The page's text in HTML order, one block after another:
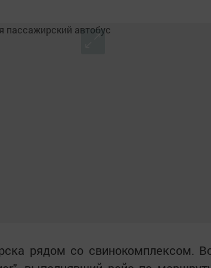
рядом со свинокомплексом.